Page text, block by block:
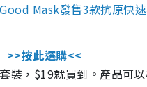
Mask發售3款抗原快
>>按此選購<<
裝，$19就買到。產品